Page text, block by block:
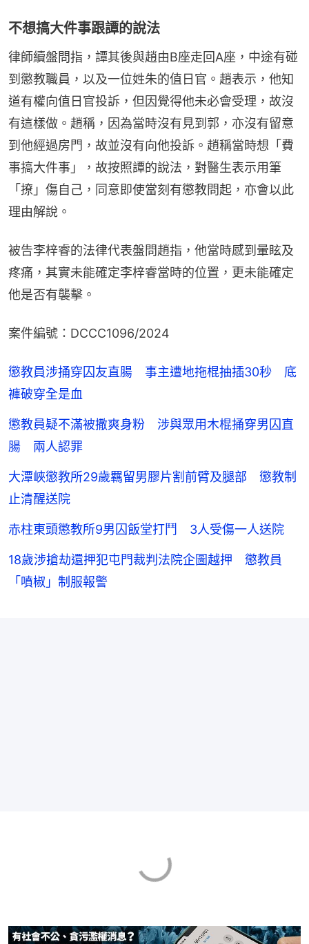
不想搞大件事跟譚的說法
律師續盤問指，譚其後與趙由B座走回A座，中途有碰
到懲教職員，以及一位姓朱的值日官。趙表示，他知
道有權向值日官投訴，但因覺得他未必會受理，故沒
有這樣做。趙稱，因為當時沒有見到郭，亦沒有留意
到他經過房門，故並沒有向他投訴。趙稱當時想「費
事搞大件事」，故按照譚的說法，對醫生表示用筆
「撩」傷自己，同意即使當刻有懲教問起，亦會以此
理由解說。
被告李梓睿的法律代表盤問趙指，他當時感到暈眩及
疼痛，其實未能確定李梓睿當時的位置，更未能確定
他是否有襲擊。
案件編號：DCCC1096/2024
懲教員涉捅穿囚友直腸 事主遭地拖棍抽插30秒 底
褲破穿全是血
懲教員疑不滿被撒爽身粉 涉與眾用木棍捅穿男囚直
腸 兩人認罪
大潭峽懲教所29歲羈留男膠片割前臂及腿部 懲教制
止清醒送院
赤柱東頭懲教所9男囚飯堂打鬥 3人受傷一人送院
18歲涉搶劫還押犯屯門裁判法院企圖越押 懲教員
「噴椒」制服報警